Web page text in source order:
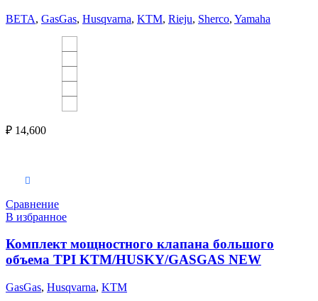
BETA, GasGas, Husqvarna, KTM, Rieju, Sherco, Yamaha
₽ 14,600
Сравнение
В избранное
Комплект мощностного клапана большого
объема TPI KTM/HUSKY/GASGAS NEW
GasGas, Husqvarna, KTM